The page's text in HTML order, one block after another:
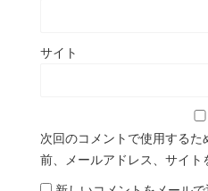
サイト
次回のコメントで使用するた
前、メールアドレス、サイト